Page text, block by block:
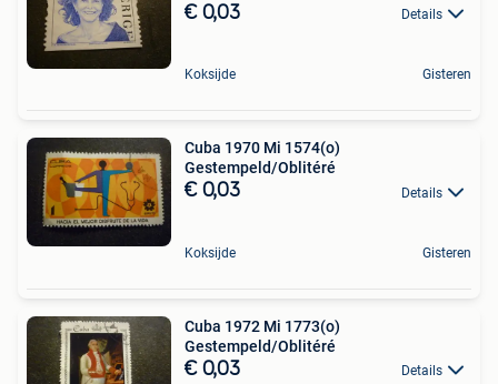
€ 0,03 Details
Koksijde Gisteren
Cuba 1970 Mi 1574(o)
Gestempeld/Oblitéré
€ 0,03 Details
Koksijde Gisteren
Cuba 1972 Mi 1773(o)
Gestempeld/Oblitéré
€ 0,03 Details